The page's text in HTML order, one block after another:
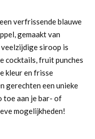
verfrissende blauwe
gemaakt van
siroop is
cocktails, fruit punches
kleur en frisse
gerechten een unieke
toe aan je bar- of
mogelijkheden!